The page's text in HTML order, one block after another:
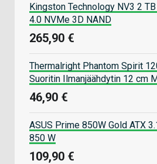
Kingston Technology NV3 2
4.0 NVMe 3D NAND
265,90 €
Thermalright Phantom Spirit
Suoritin Ilmanjäähdytin 12 cm
46,90 €
ASUS Prime 850W Gold ATX
850 W
109,90 €